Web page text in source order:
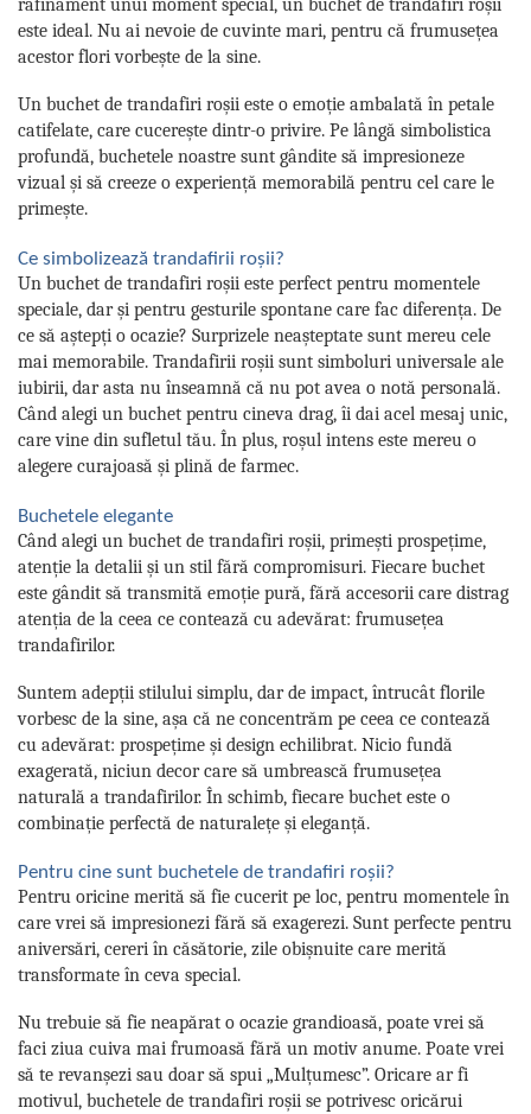
rafinament unui moment special, un buchet de trandafiri roșii
este ideal. Nu ai nevoie de cuvinte mari, pentru că frumusețea
acestor flori vorbește de la sine.
Un buchet de trandafiri roșii este o emoție ambalată în petale
catifelate, care cucerește dintr-o privire. Pe lângă simbolistica
profundă, buchetele noastre sunt gândite să impresioneze
vizual și să creeze o experiență memorabilă pentru cel care le
primește.
Ce simbolizează trandafirii roșii?
Un buchet de trandafiri roșii este perfect pentru momentele
speciale, dar și pentru gesturile spontane care fac diferența. De
ce să aștepți o ocazie? Surprizele neașteptate sunt mereu cele
mai memorabile. Trandafirii roșii sunt simboluri universale ale
iubirii, dar asta nu înseamnă că nu pot avea o notă personală.
Când alegi un buchet pentru cineva drag, îi dai acel mesaj unic,
care vine din sufletul tău. În plus, roșul intens este mereu o
alegere curajoasă și plină de farmec.
Buchetele elegante
Când alegi un buchet de trandafiri roșii, primești prospețime,
atenție la detalii și un stil fără compromisuri. Fiecare buchet
este gândit să transmită emoție pură, fără accesorii care distrag
atenția de la ceea ce contează cu adevărat: frumusețea
trandafirilor.
Suntem adepții stilului simplu, dar de impact, întrucât florile
vorbesc de la sine, așa că ne concentrăm pe ceea ce contează
cu adevărat: prospețime și design echilibrat. Nicio fundă
exagerată, niciun decor care să umbrească frumusețea
naturală a trandafirilor. În schimb, fiecare buchet este o
combinație perfectă de naturalețe și eleganță.
Pentru cine sunt buchetele de trandafiri roșii?
Pentru oricine merită să fie cucerit pe loc, pentru momentele în
care vrei să impresionezi fără să exagerezi. Sunt perfecte pentru
aniversări, cereri în căsătorie, zile obișnuite care merită
transformate în ceva special.
Nu trebuie să fie neapărat o ocazie grandioasă, poate vrei să
faci ziua cuiva mai frumoasă fără un motiv anume. Poate vrei
să te revanșezi sau doar să spui „Mulțumesc”. Oricare ar fi
motivul, buchetele de trandafiri roșii se potrivesc oricărui